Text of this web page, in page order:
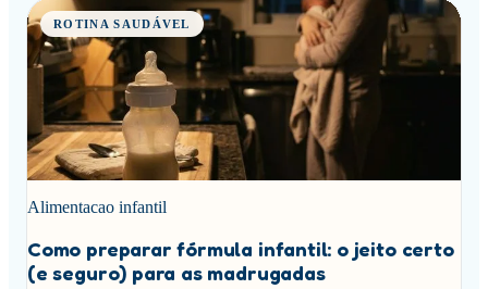
ROTINA SAUDÁVEL
Alimentacao infantil
Como preparar fórmula infantil: o jeito certo
(e seguro) para as madrugadas